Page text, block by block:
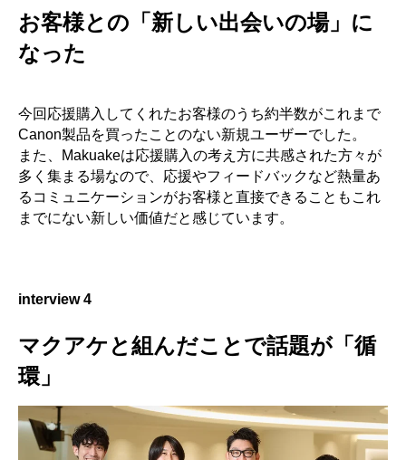
お客様との「新しい出会いの場」に
なった
今回応援購入してくれたお客様のうち約半数がこれまで
Canon製品を買ったことのない新規ユーザーでした。
また、Makuakeは応援購入の考え方に共感された方々が
多く集まる場なので、応援やフィードバックなど熱量あ
るコミュニケーションがお客様と直接できることもこれ
までにない新しい価値だと感じています。
interview 4
マクアケと組んだことで話題が「循
環」